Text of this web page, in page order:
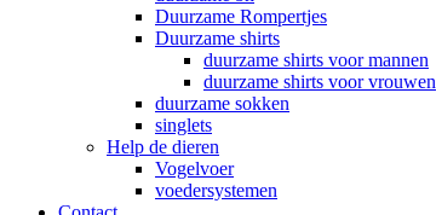
Duurzame Rompertjes
Duurzame shirts
duurzame shirts voor mannen
duurzame shirts voor vrouwen
duurzame sokken
singlets
Help de dieren
Vogelvoer
voedersystemen